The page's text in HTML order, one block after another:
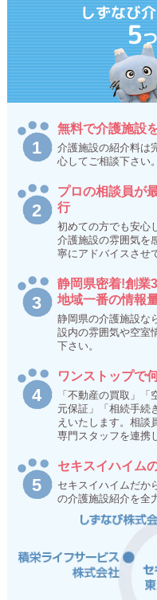
しずなび
5
無料で介護施設
介護施設の紹介料は
心してご相談下さい。
プロの相談員が
行
初めての方でも安心
介護施設の雰囲気を
寧にアドバイスさせ
静岡県密着!創業
地域一番の情報
静岡県の介護施設な
設内の雰囲気や空室
下さい。
ワンストップで
「不動産の買取」
元保証」「相続手続
えいたします。相談
専門スタッフを連携
セキスイハイム
セキスイハイムだか
の介護施設紹介を全